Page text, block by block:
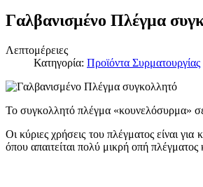
Γαλβανισμένο Πλέγμα
Λεπτομέρειες
Κατηγορία: Προϊόντα Συρματουργίας
Το συγκολλητό πλέγμα «κουνελόσυρμα» σε
Οι κύριες χρήσεις του πλέγματος είναι
όπου απαιτείται πολύ μικρή οπή πλέγματος